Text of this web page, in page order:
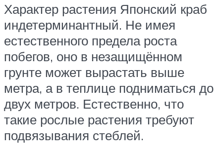
Характер растения Японский краб
индетерминантный. Не имея
естественного предела роста
побегов, оно в незащищённом
грунте может вырастать выше
метра, а в теплице подниматься до
двух метров. Естественно, что
такие рослые растения требуют
подвязывания стеблей.